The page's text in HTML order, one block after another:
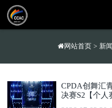
网站首页 > 新
CPDA创舞汇
决赛S2【个人